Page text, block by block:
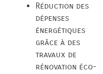
Réduction des
dépenses
énergétiques
grâce à des
travaux de
rénovation éco-